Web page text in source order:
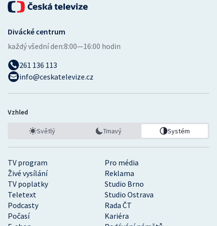
TV program
Pro média
Živé vysílání
Reklama
TV poplatky
Studio Brno
Teletext
Studio Ostrava
Podcasty
Rada ČT
Počasí
Kariéra
Divácké centrum
každý všední den:8:00—16:00 hodin
261 136 113
info@ceskatelevize.cz
Vzhled
Světlý Tmavý Systém